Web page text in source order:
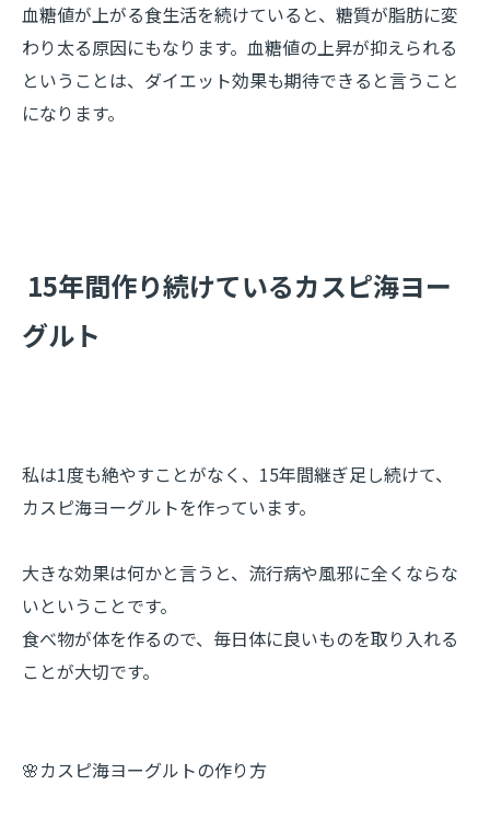
血糖値が上がる食生活を続けていると、糖質が脂肪に変
わり太る原因にもなります。血糖値の上昇が抑えられる
ということは、ダイエット効果も期待できると言うこと
になります。
​15年間作り続けているカスピ海ヨー
グルト
私は1度も絶やすことがなく、15年間継ぎ足し続けて、
カスピ海ヨーグルトを作っています。
大きな効果は何かと言うと、流行病や風邪に全くならな
いということです。
食べ物が体を作るので、毎日体に良いものを取り入れる
ことが大切です。
🌸カスピ海ヨーグルトの作り方